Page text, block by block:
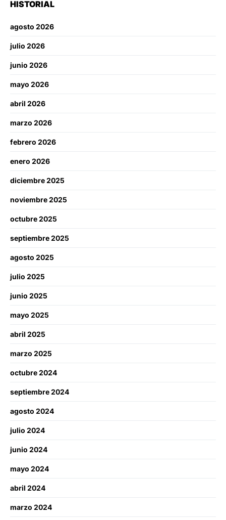
HISTORIAL
agosto 2026
julio 2026
junio 2026
mayo 2026
abril 2026
marzo 2026
febrero 2026
enero 2026
diciembre 2025
noviembre 2025
octubre 2025
septiembre 2025
agosto 2025
julio 2025
junio 2025
mayo 2025
abril 2025
marzo 2025
octubre 2024
septiembre 2024
agosto 2024
julio 2024
junio 2024
mayo 2024
abril 2024
marzo 2024